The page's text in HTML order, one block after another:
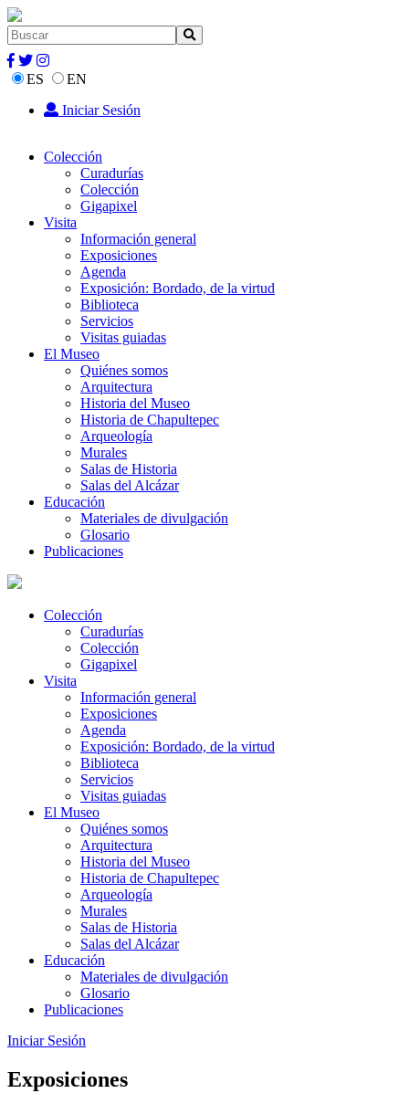
ES
EN
Iniciar Sesión
Colección
Curadurías
Colección
Gigapixel
Visita
Información general
Exposiciones
Agenda
Exposición: Bordado, de la virtud
Biblioteca
Servicios
Visitas guiadas
El Museo
Quiénes somos
Arquitectura
Historia del Museo
Historia de Chapultepec
Arqueología
Murales
Salas de Historia
Salas del Alcázar
Educación
Materiales de divulgación
Glosario
Publicaciones
Colección
Curadurías
Colección
Gigapixel
Visita
Información general
Exposiciones
Agenda
Exposición: Bordado, de la virtud
Biblioteca
Servicios
Visitas guiadas
El Museo
Quiénes somos
Arquitectura
Historia del Museo
Historia de Chapultepec
Arqueología
Murales
Salas de Historia
Salas del Alcázar
Educación
Materiales de divulgación
Glosario
Publicaciones
Iniciar Sesión
Exposiciones